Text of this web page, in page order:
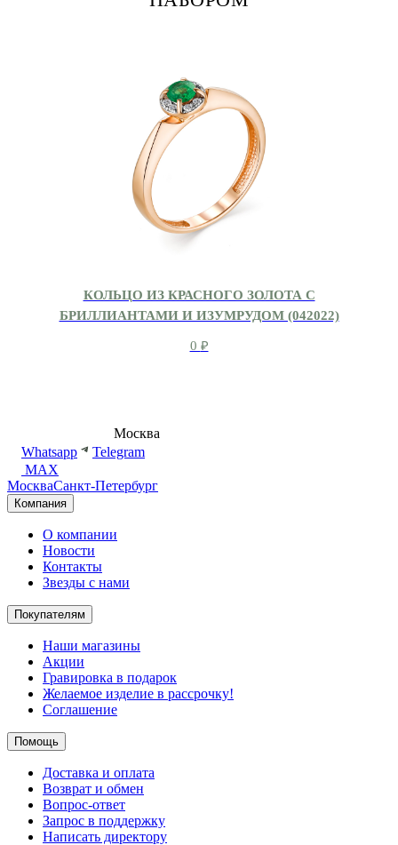
КОЛЬЦО ИЗ КРАСНОГО ЗОЛОТА С
БРИЛЛИАНТАМИ И ИЗУМРУДОМ (042022)
0 ₽
Москва
Whatsapp
Telegram
MAX
МоскваСанкт-Петербург
Компания
О компании
Новости
Контакты
Звезды с нами
Покупателям
Наши магазины
Акции
Гравировка в подарок
Желаемое изделие в рассрочку!
Соглашение
Помощь
Доставка и оплата
Возврат и обмен
Вопрос-ответ
Запрос в поддержку
Написать директору